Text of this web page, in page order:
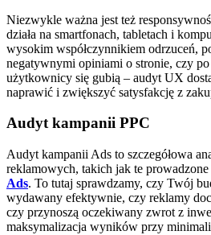
Niezwykle ważna jest też
działa na smartfonach, tabletach i
wysokim współczynnikiem odrzuceń,
negatywnymi opiniami o stronie, czy
użytkownicy się gubią – audyt UX
naprawić i zwiększyć satysfakcję z
Audyt kampanii PPC
Audyt kampanii Ads to szczegółowa
reklamowych, takich jak te
Ads. To tutaj sprawdzamy, czy Twój
wydawany efektywnie, czy reklamy
czy przynoszą oczekiwany zwrot z
maksymalizacja wyników przy